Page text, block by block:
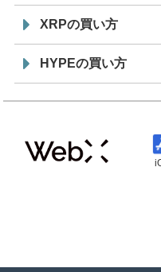
XRPの買い方
HYPEの買い方